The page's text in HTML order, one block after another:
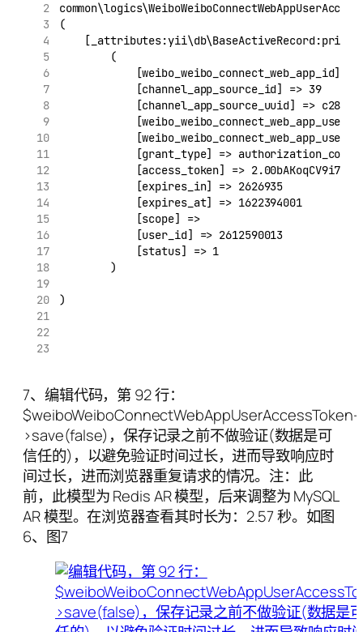
(
        (
[weibo_weibo_connect_web_app_id] =>
            [channel_app_source_id] => 39
[channel_app_source_uuid] =>
            [grant_type] => authorization_code
[access_token] =>
            [expires_in] => 2626935
            [expires_at] => 1622394001
            [scope] =>
            [user_id] => 2612590013
            [status] => 1
        )
)
7、编辑代码，第 92 行：
$weiboWeiboConnectWebAppUserAccessToken-
>save(false)，保存记录之前不做验证(数据是可
信任的)，以避免验证时间过长，进而导致响应时
间过长，进而浏览器重复请求的情况。注：此
前，此模型为 Redis AR 模型，后来调整为 MySQL
AR 模型。在浏览器查看其时长为：2.57 秒。如图
6、图7